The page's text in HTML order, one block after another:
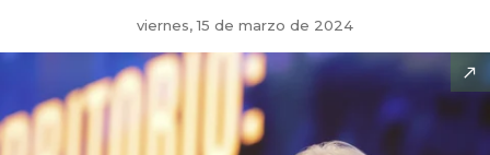
viernes, 15 de marzo de 2024